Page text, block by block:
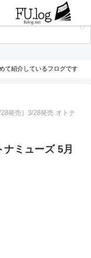
て紹介しているフログです
28発売］3/28発売 オトナ
ナミューズ 5月